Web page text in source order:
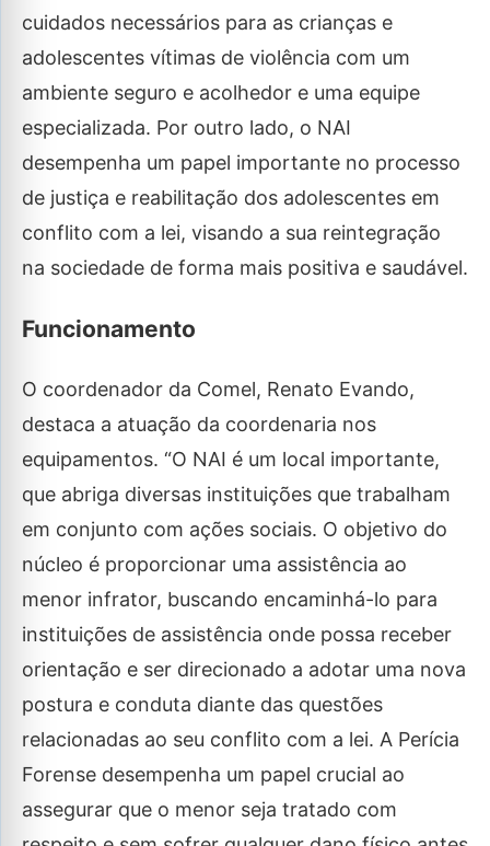
cuidados necessários para as crianças e
adolescentes vítimas de violência com um
ambiente seguro e acolhedor e uma equipe
especializada. Por outro lado, o NAI
desempenha um papel importante no processo
de justiça e reabilitação dos adolescentes em
conflito com a lei, visando a sua reintegração
na sociedade de forma mais positiva e saudável.
Funcionamento
O coordenador da Comel, Renato Evando,
destaca a atuação da coordenaria nos
equipamentos. “O NAI é um local importante,
que abriga diversas instituições que trabalham
em conjunto com ações sociais. O objetivo do
núcleo é proporcionar uma assistência ao
menor infrator, buscando encaminhá-lo para
instituições de assistência onde possa receber
orientação e ser direcionado a adotar uma nova
postura e conduta diante das questões
relacionadas ao seu conflito com a lei. A Perícia
Forense desempenha um papel crucial ao
assegurar que o menor seja tratado com